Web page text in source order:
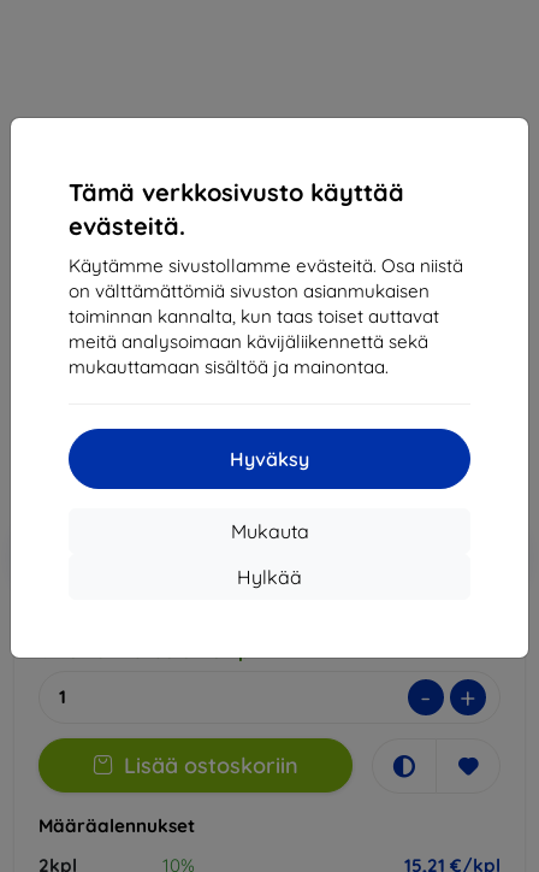
Tämä verkkosivusto käyttää
evästeitä.
Käytämme sivustollamme evästeitä. Osa niistä
on välttämättömiä sivuston asianmukaisen
toiminnan kannalta, kun taas toiset auttavat
meitä analysoimaan kävijäliikennettä sekä
mukauttamaan sisältöä ja mainontaa.
Hyväksy
Mukauta
Hylkää
3mk Silky Matt Privacy Protective film for Honor
Magic V3
Honor Magic V3
15,21 €
Hinta ilman ALV:tä
Alennus kupongilla
- +
Lisää ostoskoriin
Määräalennukset
2kpl
10% 15,21 €/kpl